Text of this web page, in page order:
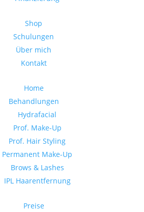
Shop
Schulungen
Über mich
Kontakt
Home
Behandlungen
Hydrafacial
Prof. Make-Up
Prof. Hair Styling
Permanent Make-Up
Brows & Lashes
IPL Haarentfernung
Preise